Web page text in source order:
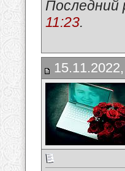
Последний
11:23.